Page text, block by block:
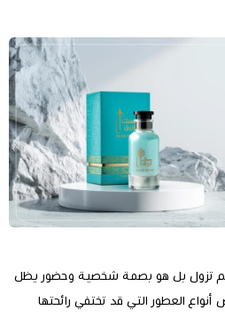
ثم تزول بل هو بصمة شخصية وحضور يظل
العطور التي قد تختفي رائحتها